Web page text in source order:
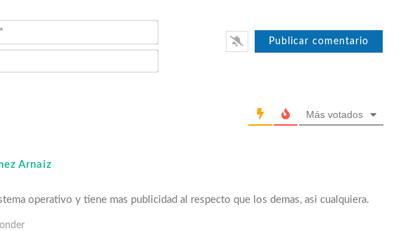
Más votados
Arnaiz
operativo y tiene mas publicidad al respecto que los demas, asi cualquiera.